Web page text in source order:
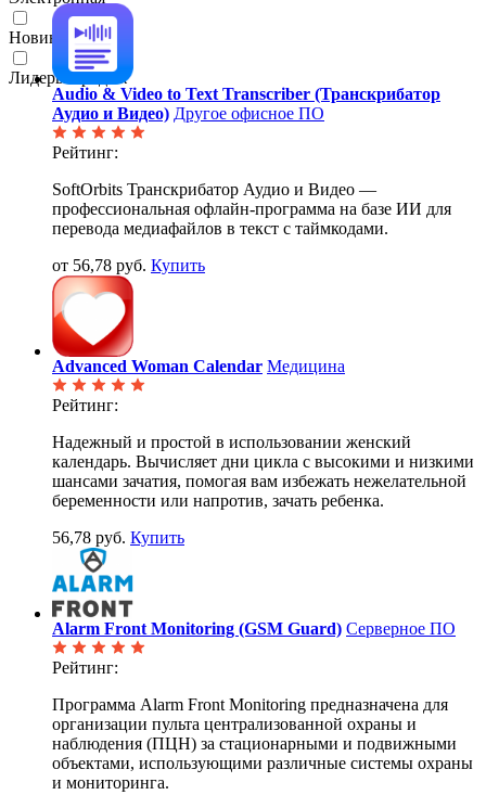
Новинки
Лидеры продаж
Audio & Video to Text Transcriber (Транскрибатор
Аудио и Видео) Другое офисное ПО
Рейтинг:
SoftOrbits Транскрибатор Аудио и Видео —
профессиональная офлайн-программа на базе ИИ для
перевода медиафайлов в текст с таймкодами.
от 56,78 руб. Купить
Advanced Woman Calendar Медицина
Рейтинг:
Надежный и простой в использовании женский
календарь. Вычисляет дни цикла с высокими и низкими
шансами зачатия, помогая вам избежать нежелательной
беременности или напротив, зачать ребенка.
56,78 руб. Купить
Alarm Front Monitoring (GSM Guard) Серверное ПО
Рейтинг:
Программа Alarm Front Monitoring предназначена для
организации пульта централизованной охраны и
наблюдения (ПЦН) за стационарными и подвижными
объектами, использующими различные системы охраны
и мониторинга.